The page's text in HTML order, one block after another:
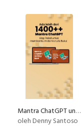
Mantra ChatGPT untuk Penulisan Buku
oleh Denny Santoso